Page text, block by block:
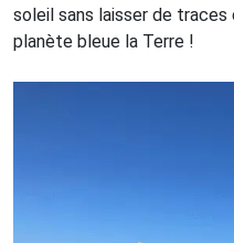
soleil sans laisser de
planète bleue la Terre !